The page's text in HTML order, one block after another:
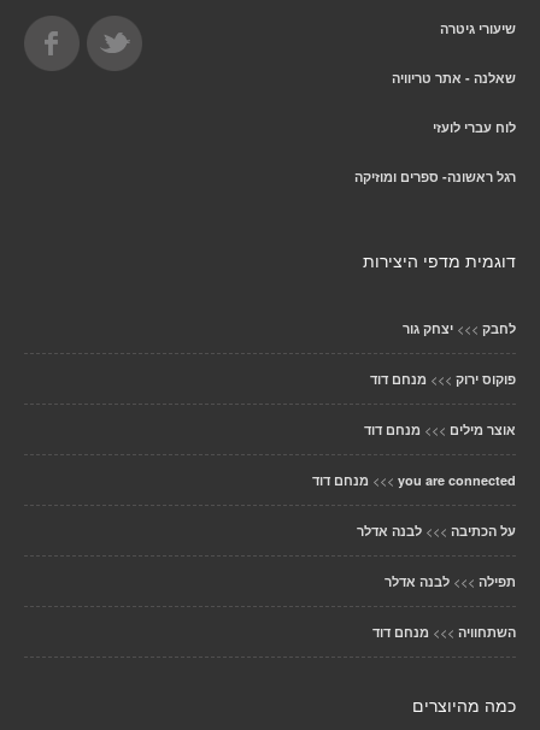
שיעורי גיטרה
שאלנה - אתר טריוויה
לוח עברי לועזי
רגל ראשונה- ספרים ומוזיקה
דוגמית מדפי היצירות
לחבק >>> יצחק גור
פוקוס ירוק >>> מנחם דוד
אוצר מילים >>> מנחם דוד
you are connected
>>> מנחם דוד
על הכתיבה >>> לבנה אדלר
תפילה >>> לבנה אדלר
השתחוויה >>> מנחם דוד
כמה מהיוצרים